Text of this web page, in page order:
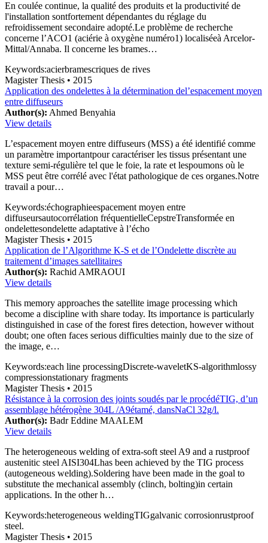
En coulée continue, la qualité des produits et la productivité de
l'installation sontfortement dépendantes du réglage du
refroidissement secondaire adopté.Le problème de recherche
concerne l’ACO1 (aciérie à oxygène numéro1) localiséeà Arcelor-
Mittal/Annaba. Il concerne les brames…
Keywords:acierbramescriques de rives
Magister Thesis • 2015
Application des ondelettes à la détermination del’espacement moyen
entre diffuseurs
Author(s): Ahmed Benyahia
View details
L’espacement moyen entre diffuseurs (MSS) a été identifié comme
un paramètre importantpour caractériser les tissus présentant une
texture semi-régulière tel que le foie, la rate et lespoumons où le
MSS peut être corrélé avec l'état pathologique de ces organes.Notre
travail a pour…
Keywords:échographieespacement moyen entre
diffuseursautocorrélation fréquentielleCepstreTransformée en
ondelettesondelette adaptative à l’écho
Magister Thesis • 2015
Application de l’Algorithme K-S et de l’Ondelette discrète au
traitement d’images satellitaires
Author(s): Rachid AMRAOUI
View details
This memory approaches the satellite image processing which
become a discipline with share today. Its importance is particularly
distinguished in case of the forest fires detection, however without
doubt; one often faces serious difficulties mainly due to the size of
the image, e…
Keywords:each line processingDiscrete-waveletKS-algorithmlossy
compressionstationary fragments
Magister Thesis • 2015
Résistance à la corrosion des joints soudés par le procédéTIG, d’un
assemblage hétérogène 304L /A9étamé, dansNaCl 32g/l.
Author(s): Badr Eddine MAALEM
View details
The heterogeneous welding of extra-soft steel A9 and a rustproof
austenitic steel AISI304Lhas been achieved by the TIG process
(autogeneous welding).Soldering have been made in the goal to
substitute the mechanical assembly (clinch, bolting)in certain
applications. In the other h…
Keywords:heterogeneous weldingTIGgalvanic corrosionrustproof
steel.
Magister Thesis • 2015